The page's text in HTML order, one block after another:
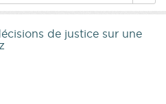
de justice sur une